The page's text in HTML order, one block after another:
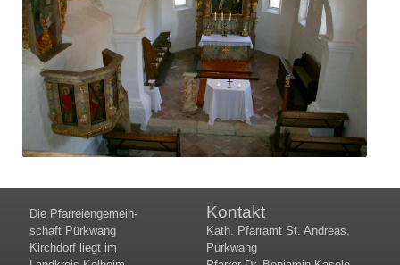
Die Pfar­rei­en­gemein­
schaft Pürk­wang
Kirch­dorf liegt im
Kontakt
Kath. Pfarramt St. Andreas,
Pürkwang